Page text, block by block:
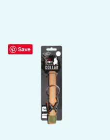
Save